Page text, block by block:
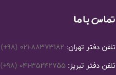
تماس با ما
تلفن دفتر تهران: (+98) 021-88373182
تلفن دفتر تبریز: (+98) 041-35242755